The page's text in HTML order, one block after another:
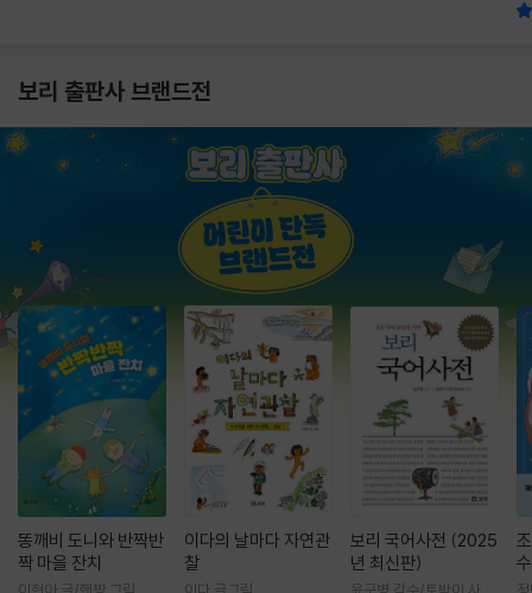
보리 출판사 브랜드전
똥깨비 도니와 반짝반
짝 마을 잔치
이다의 날마다 자연관
찰
보리 국어사전 (2025
년 최신판)